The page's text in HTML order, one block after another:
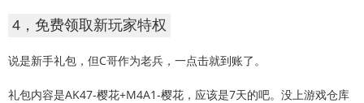
4，免费领取新玩家特权
说是新手礼包，但C哥作为老兵，一点击就到账了。
礼包内容是AK47-樱花+M4A1-樱花，应该是7天的吧。没上游戏仓库